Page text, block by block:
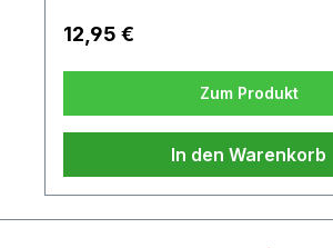
12,95 €
Zum Produkt
In den Warenkorb